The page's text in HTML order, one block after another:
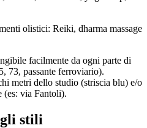
olistici: Reiki, dharma massage
facilmente da ogni parte di
73, passante ferroviario).
metri dello studio (striscia blu) e/o
(es: via Fantoli).
stili